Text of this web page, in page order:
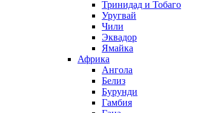
Тринидад и Тобаго
Уругвай
Чили
Эквадор
Ямайка
Африка
Ангола
Белиз
Бурунди
Гамбия